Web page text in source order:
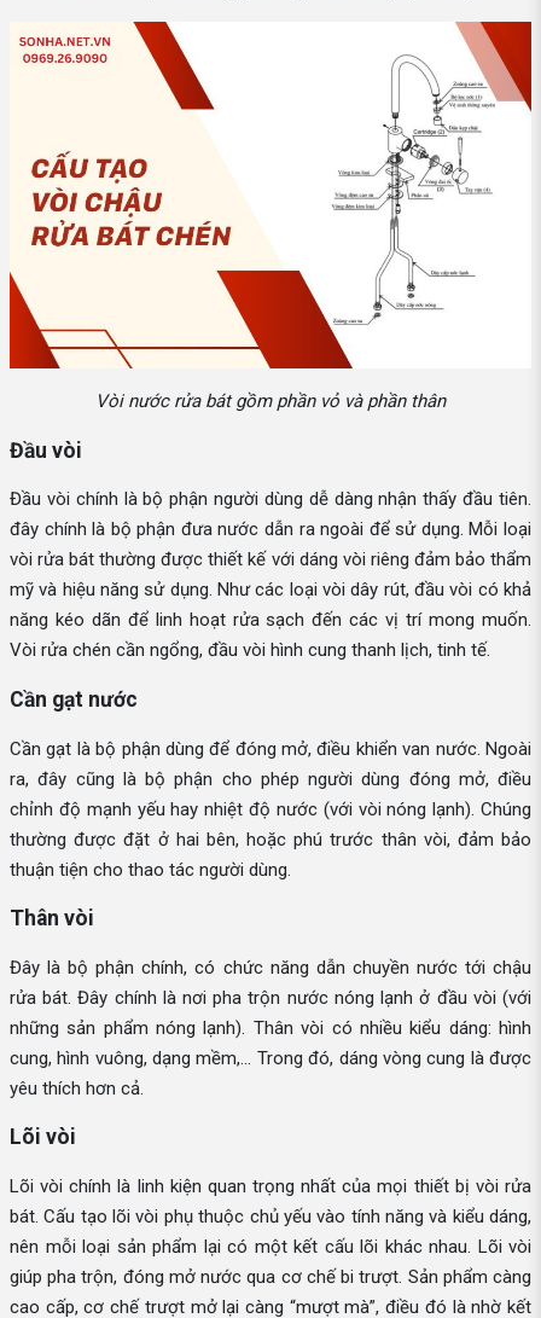
Vòi nước rửa bát gồm phần vỏ và phần thân
Đầu vòi
Đầu vòi chính là bộ phận người dùng dễ dàng nhận thấy đầu tiên.
đây chính là bộ phận đưa nước dẫn ra ngoài để sử dụng. Mỗi loại
vòi rửa bát thường được thiết kế với dáng vòi riêng đảm bảo thẩm
mỹ và hiệu năng sử dụng. Như các loại vòi dây rút, đầu vòi có khả
năng kéo dãn để linh hoạt rửa sạch đến các vị trí mong muốn.
Vòi rửa chén cần ngổng, đầu vòi hình cung thanh lịch, tinh tế.
Cần gạt nước
Cần gạt là bộ phận dùng để đóng mở, điều khiển van nước. Ngoài
ra, đây cũng là bộ phận cho phép người dùng đóng mở, điều
chỉnh độ mạnh yếu hay nhiệt độ nước (với vòi nóng lạnh). Chúng
thường được đặt ở hai bên, hoặc phú trước thân vòi, đảm bảo
thuận tiện cho thao tác người dùng.
Thân vòi
Đây là bộ phận chính, có chức năng dẫn chuyền nước tới chậu
rửa bát. Đây chính là nơi pha trộn nước nóng lạnh ở đầu vòi (với
những sản phẩm nóng lạnh). Thân vòi có nhiều kiểu dáng: hình
cung, hình vuông, dạng mềm,... Trong đó, dáng vòng cung là được
yêu thích hơn cả.
Lõi vòi
Lõi vòi chính là linh kiện quan trọng nhất của mọi thiết bị vòi rửa
bát. Cấu tạo lõi vòi phụ thuộc chủ yếu vào tính năng và kiểu dáng,
nên mỗi loại sản phẩm lại có một kết cấu lõi khác nhau. Lõi vòi
giúp pha trộn, đóng mở nước qua cơ chế bi trượt. Sản phẩm càng
cao cấp, cơ chế trượt mở lại càng “mượt mà”, điều đó là nhờ kết